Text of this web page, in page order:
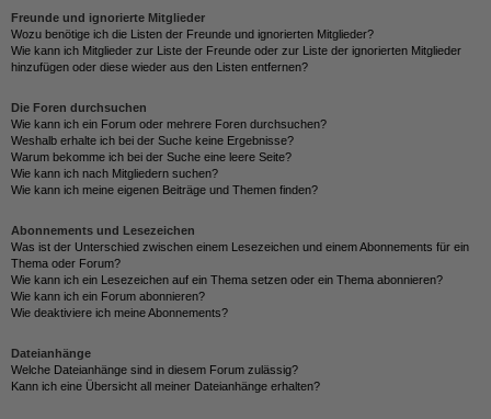
Freunde und ignorierte Mitglieder
Wozu benötige ich die Listen der Freunde und ignorierten Mitglieder?
Wie kann ich Mitglieder zur Liste der Freunde oder zur Liste der ignorierten Mitglieder
hinzufügen oder diese wieder aus den Listen entfernen?
Die Foren durchsuchen
Wie kann ich ein Forum oder mehrere Foren durchsuchen?
Weshalb erhalte ich bei der Suche keine Ergebnisse?
Warum bekomme ich bei der Suche eine leere Seite?
Wie kann ich nach Mitgliedern suchen?
Wie kann ich meine eigenen Beiträge und Themen finden?
Abonnements und Lesezeichen
Was ist der Unterschied zwischen einem Lesezeichen und einem Abonnements für ein
Thema oder Forum?
Wie kann ich ein Lesezeichen auf ein Thema setzen oder ein Thema abonnieren?
Wie kann ich ein Forum abonnieren?
Wie deaktiviere ich meine Abonnements?
Dateianhänge
Welche Dateianhänge sind in diesem Forum zulässig?
Kann ich eine Übersicht all meiner Dateianhänge erhalten?